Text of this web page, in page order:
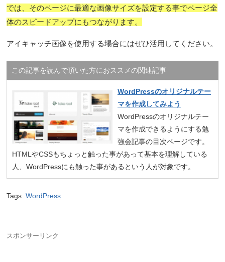
では、そのページに最適な画像サイズを設定する事でページ全
体のスピードアップにもつながります。
アイキャッチ画像を使用する場合にはぜひ活用してください。
この記事を読んで頂いた方におススメの関連記事
WordPressのオリジナルテー
マを作成してみよう
WordPressのオリジナルテー
マを作成できるようにする勉
強会記事の目次ページです。
HTMLやCSSもちょっと触った事があって基本を理解している
人、WordPressにも触った事があるという人が対象です。
Tags:WordPress
スポンサーリンク